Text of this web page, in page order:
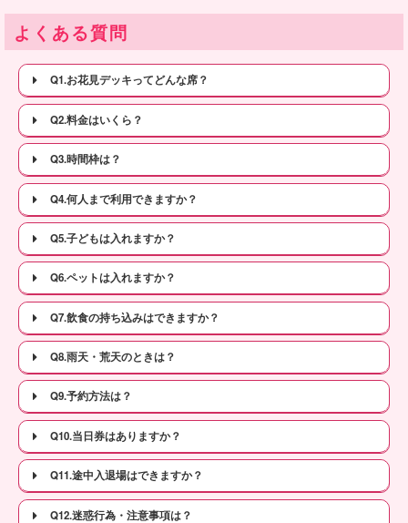
よくある質問
Q1.お花見デッキってどんな席？
Q2.料金はいくら？
Q3.時間枠は？
Q4.何人まで利用できますか？
Q5.子どもは入れますか？
Q6.ペットは入れますか？
Q7.飲食の持ち込みはできますか？
Q8.雨天・荒天のときは？
Q9.予約方法は？
Q10.当日券はありますか？
Q11.途中入退場はできますか？
Q12.迷惑行為・注意事項は？